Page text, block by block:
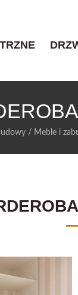
/ Meble i